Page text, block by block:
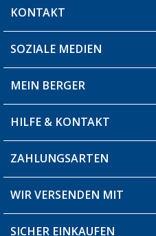
KONTAKT
Du hast eine Frage?
Filiale finden
SOZIALE MEDIEN
MEIN BERGER
Blog
Produkttester
Über uns
HILFE & KONTAKT
Fragen & Antworten / FAQ
Versandinformationen
ZAHLUNGSARTEN
WIR VERSENDEN MIT
SICHER EINKAUFEN